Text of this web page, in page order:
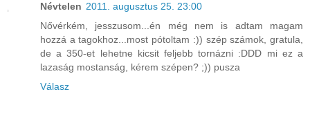
Névtelen 2011. augusztus 25. 23:00
Nővérkém, jesszusom...én még nem is adtam magam
hozzá a tagokhoz...most pótoltam :)) szép számok, gratula,
de a 350-et lehetne kicsit feljebb tornázni :DDD mi ez a
lazaság mostanság, kérem szépen? ;)) pusza
Válasz